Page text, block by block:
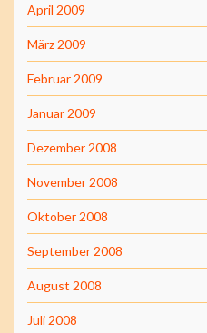
April 2009
März 2009
Februar 2009
Januar 2009
Dezember 2008
November 2008
Oktober 2008
September 2008
August 2008
Juli 2008